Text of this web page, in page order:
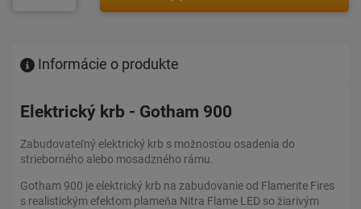
Informácie o produkte
Elektrický krb - Gotham 900
Zabudovateľný elektrický krb s možnosťou osadenia do
strieborného alebo mosadzného rámu.
Gotham 900 je elektrický krb na zabudovanie od Flamerite Fires
s realistickým efektom plameňa Nitra Flame LED so žiarivým